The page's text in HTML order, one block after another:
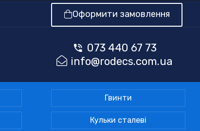
Оформити замовлення
073 440 67 73
info@rodecs.com.ua
Гвинти
Кульки сталеві